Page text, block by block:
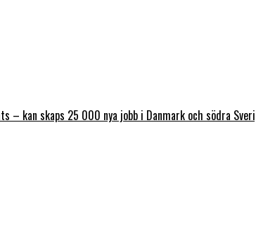
– kan skaps 25 000 nya jobb i Danmark och södra